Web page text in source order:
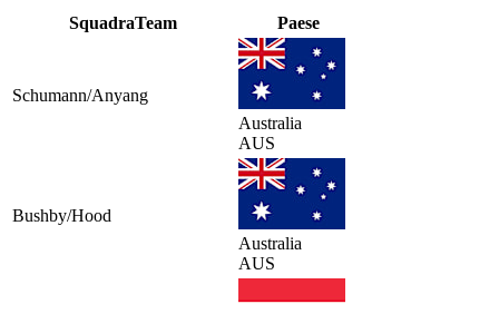
SquadraTeam Paese
Schumann/Anyang
Australia
AUS
Bushby/Hood
Australia
AUS